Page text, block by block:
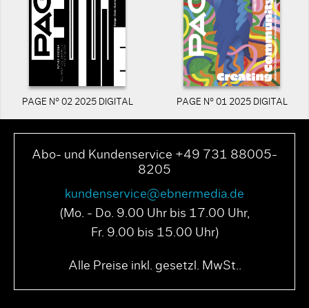
PAGE N° 02 2025 DIGITAL PAGE N° 01 2025 DIGITAL
Abo- und Kundenservice +49 731 88005-
8205
kundenservice@ebnermedia.de
(Mo. - Do. 9.00 Uhr bis 17.00 Uhr,
Fr. 9.00 bis 15.00 Uhr)
Alle Preise inkl. gesetzl. MwSt..